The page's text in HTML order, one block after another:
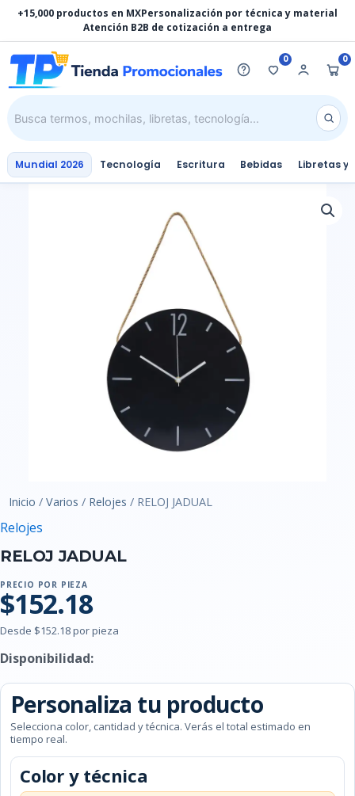
contenido
+15,000 productos en MXPersonalización por técnica y material
Atención B2B de cotización a entrega
0 0
Mundial 2026 Tecnología Escritura Bebidas Libretas y
Inicio /Varios / Relojes / RELOJ JADUAL
Relojes
RELOJ JADUAL
PRECIO POR PIEZA
$152.18
Desde $152.18 por pieza
Disponibilidad:
Personaliza tu producto
Selecciona color, cantidad y técnica. Verás el total estimado en
tiempo real.
Color y técnica